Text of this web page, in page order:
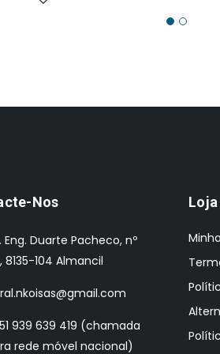
Nos
Eng. Duarte Pacheco, nº
8135-104 Almancil
939 639 419 (chamada
rede móvel nacional)